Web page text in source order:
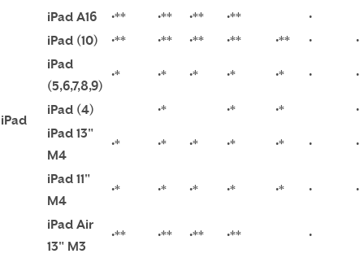
iPad
iPad A16
•** •** •** •**
•
iPad (10)
•** •** •** •** •** •
•
iPad
(5,6,7,8,9)
•* •* •* •* •* • •
iPad (4) •* •* •*
•
iPad 13"
M4
•* •* •* •* •* • •
iPad 11"
M4
•* •* •* •* •* • •
iPad Air
13" M3
•** •** •** •** •